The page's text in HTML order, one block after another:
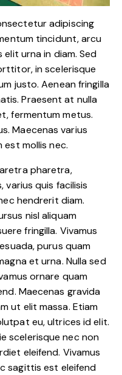
adipiscing
tincidunt, arcu
urna in diam. Sed
in scelerisque
justo. Aenean fringilla
Praesent at nulla
fermentum metus.
Maecenas varius
mollis nec.
pharetra,
quis facilisis
hendrerit diam.
nisl aliquam
fringilla. Vivamus
purus quam
et urna. Nulla sed
ornare quam
Maecenas gravida
ut elit massa. Etiam
eu, ultrices id elit.
scelerisque nec non
eleifend. Vivamus
sagittis est eleifend